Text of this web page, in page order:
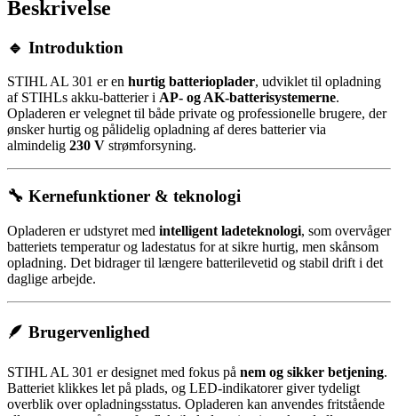
Beskrivelse
🔹 Introduktion
STIHL AL 301 er en hurtig batterioplader, udviklet til opladning
af STIHLs akku-batterier i AP- og AK-batterisystemerne.
Opladeren er velegnet til både private og professionelle brugere, der
ønsker hurtig og pålidelig opladning af deres batterier via
almindelig 230 V strømforsyning.
🔧 Kernefunktioner & teknologi
Opladeren er udstyret med intelligent ladeteknologi, som overvåger
batteriets temperatur og ladestatus for at sikre hurtig, men skånsom
opladning. Det bidrager til længere batterilevetid og stabil drift i det
daglige arbejde.
🪶 Brugervenlighed
STIHL AL 301 er designet med fokus på nem og sikker betjening.
Batteriet klikkes let på plads, og LED-indikatorer giver tydeligt
overblik over opladningsstatus. Opladeren kan anvendes fritstående